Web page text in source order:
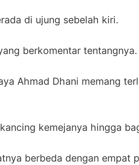
di ujung sebelah kiri.
berkomentar tentangnya.
Ahmad Dhani memang
kemejanya hingga
berbeda dengan empat